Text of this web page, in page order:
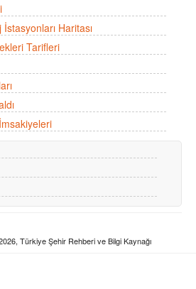
Haritası
Tarifleri
Türkiye Şehir Rehberi ve Bilgi Kaynağı